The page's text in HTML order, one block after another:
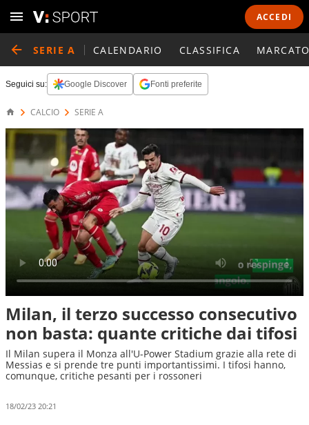
ACCEDI
SERIE A CALENDARIO CLASSIFICA
Seguici su: Google Discover Fonti preferite
CALCIO SERIE A
Milan, il terzo successo consecutivo
non basta: quante critiche dai tifosi
Il Milan supera il Monza all'U-Power Stadium grazie alla rete di
Messias e si prende tre punti importantissimi. I tifosi hanno,
comunque, critiche pesanti per i rossoneri
18/02/23 20:21